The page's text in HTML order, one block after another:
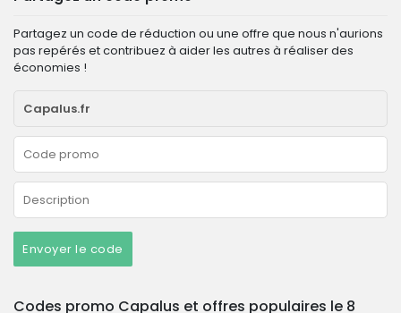
Partagez un code de réduction ou une offre que nous n'aurions
pas repérés et contribuez à aider les autres à réaliser des
économies !
Envoyer le code
Codes promo Capalus et offres populaires le 8